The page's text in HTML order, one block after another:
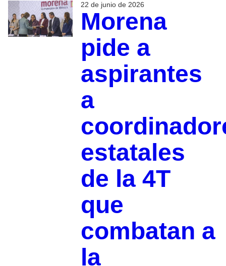
22 de junio de 2026
Morena
pide a
aspirantes
a
estatales
de la 4T
que
combatan a
la